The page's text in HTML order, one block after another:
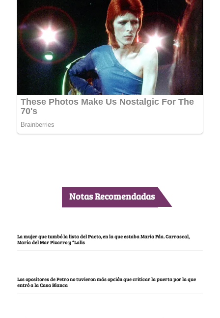
Notas Recomendadas
La mujer que tumbó la lista del Pacto, en la que estaba María Fda. Carrascal,
María del Mar Pizarro y “Lalis
Los opositores de Petro no tuvieron más opción que criticar la puerta por la que
entró a la Casa Blanca